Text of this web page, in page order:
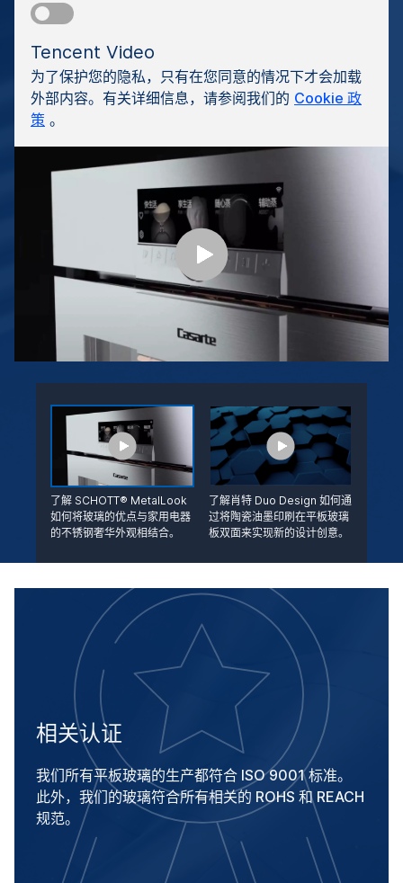
Tencent Video
为了保护您的隐私，只有在您同意的情况下才会加载
外部内容。有关详细信息，请参阅我们的 Cookie 政
策 。
了解 SCHOTT® MetalLook
如何将玻璃的优点与家用电器
的不锈钢奢华外观相结合。
了解肖特 Duo Design 如何通
过将陶瓷油墨印刷在平板玻璃
板双面来实现新的设计创意。
相关认证
我们所有平板玻璃的生产都符合 ISO 9001 标准。
此外，我们的玻璃符合所有相关的 ROHS 和 REACH
规范。